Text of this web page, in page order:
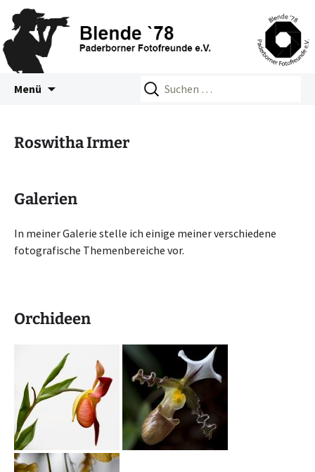
Blende 78 – Paderborner
Menü
Suchen
nach:
Roswitha Irmer
Galerien
In meiner Galerie stelle ich einige meiner verschiedene
fotografische Themenbereiche vor.
Orchideen